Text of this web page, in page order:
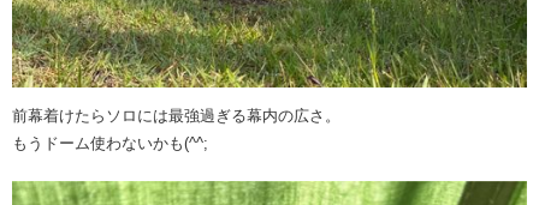
前幕着けたらソロには最強過ぎる幕内の広さ。
もうドーム使わないかも(^^;